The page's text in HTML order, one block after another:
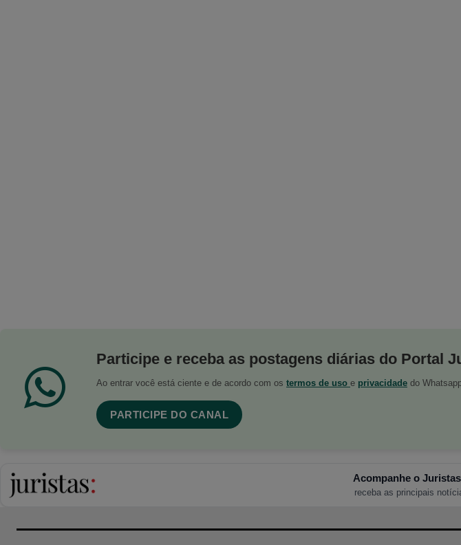
Participe e receba as postagens diárias do Portal
Ao entrar você está ciente e de acordo com os termos de uso e privacidade do
PARTICIPE DO CANAL
Acompanhe o
receba as principais